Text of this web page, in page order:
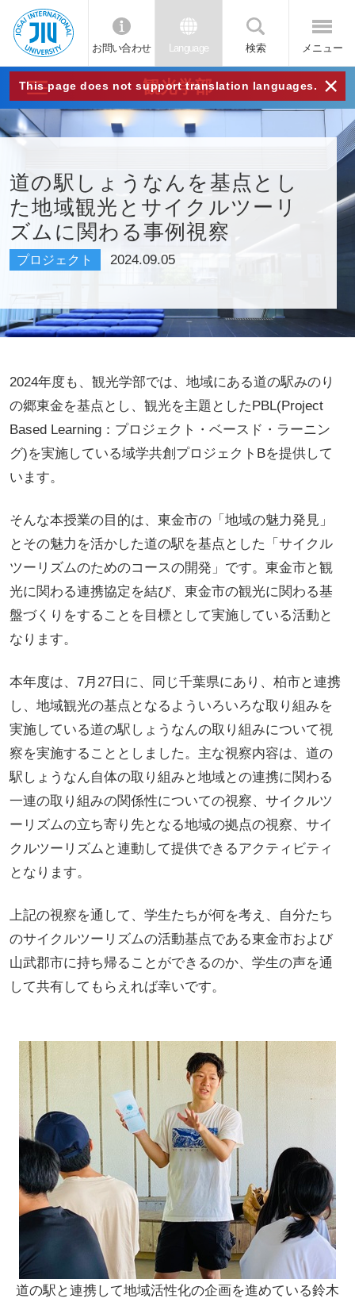
JIU
城西
国際
大学
お問い合わせ Language 検索 メニュー
This page does not support translation languages. ×
観光学部
道の駅しょうなんを基点とし
た地域観光とサイクルツーリ
ズムに関わる事例視察
プロジェクト 2024.09.05
2024年度も、観光学部では、地域にある道の駅みのり
の郷東金を基点とし、観光を主題としたPBL(Project
Based Learning：プロジェクト・ベースド・ラーニン
グ)を実施している域学共創プロジェクトBを提供して
います。
そんな本授業の目的は、東金市の「地域の魅力発見」
とその魅力を活かした道の駅を基点とした「サイクル
ツーリズムのためのコースの開発」です。東金市と観
光に関わる連携協定を結び、東金市の観光に関わる基
盤づくりをすることを目標として実施している活動と
なります。
本年度は、7月27日に、同じ千葉県にあり、柏市と連携
し、地域観光の基点となるよういろいろな取り組みを
実施している道の駅しょうなんの取り組みについて視
察を実施することとしました。主な視察内容は、道の
駅しょうなん自体の取り組みと地域との連携に関わる
一連の取り組みの関係性についての視察、サイクルツ
ーリズムの立ち寄り先となる地域の拠点の視察、サイ
クルツーリズムと連動して提供できるアクティビティ
となります。
上記の視察を通して、学生たちが何を考え、自分たち
のサイクルツーリズムの活動基点である東金市および
山武郡市に持ち帰ることができるのか、学生の声を通
して共有してもらえれば幸いです。
道の駅と連携して地域活性化の企画を進めている鈴木